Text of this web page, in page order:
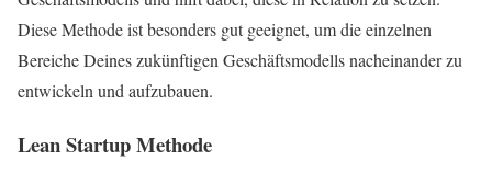
Diese Methode ist besonders gut geeignet, um die einzelnen
Bereiche Deines zukünftigen Geschäftsmodells nacheinander zu
entwickeln und aufzubauen.
Lean Startup Methode